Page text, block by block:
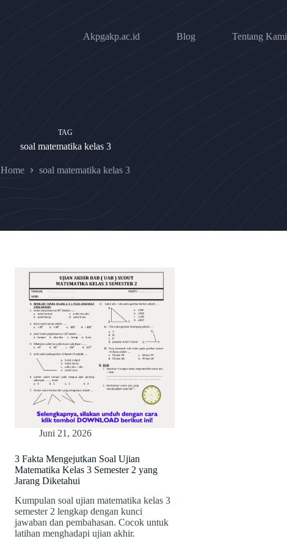
Akpgakp.ac.id
Blog Tentang Kami
TAG
soal matematika kelas 3
Home soal matematika kelas 3
Juni 21, 2026
3 Fakta Mengejutkan Soal Ujian
Matematika Kelas 3 Semester 2 yang
Jarang Diketahui
Kumpulan soal ujian matematika kelas 3
semester 2 lengkap dengan kunci
jawaban dan pembahasan. Cocok untuk
latihan menghadapi ujian akhir.